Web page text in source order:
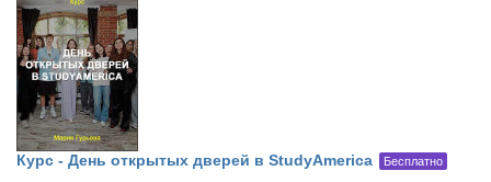
Курс - День открытых дверей в StudyAmerica Бесплатно